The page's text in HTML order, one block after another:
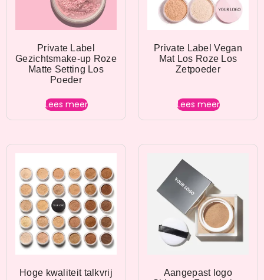
Private Label
Gezichtsmake-up Roze
Matte Setting Los
Poeder
Lees meer
Private Label Vegan
Mat Los Roze Los
Zetpoeder
Lees meer
Hoge kwaliteit talkvrij
Aangepast logo